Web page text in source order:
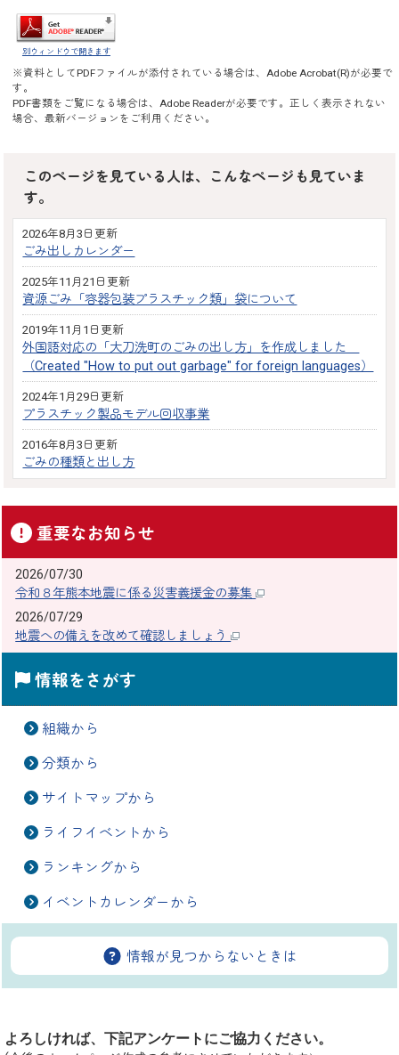
別ウィンドウで開きます
※資料としてPDFファイルが添付されている場合は、 Adobe Acrobat(R)が必要で
す。
PDF書類をご覧になる場合は、 Adobe Readerが必要です。正しく表示されない
場合、最新バージョンをご利用ください。
このページを見ている人は、こんなページも見ていま
す。
2026年8月3日更新
ごみ出しカレンダー
2025年11月21日更新
資源ごみ「容器包装プラスチック類」袋について
2019年11月1日更新
外国語対応の「大刀洗町のごみの出し方」を作成しました
（Created "How to put out garbage" for foreign languages）
2024年1月29日更新
プラスチック製品モデル回収事業
2016年8月3日更新
ごみの種類と出し方
重要なお知らせ
2026/07/30
令和８年熊本地震に係る災害義援金の募集
2026/07/29
地震への備えを改めて確認しましょう
情報をさがす
組織から
分類から
サイトマップから
ライフイベントから
ランキングから
イベントカレンダーから
情報が見つからないときは